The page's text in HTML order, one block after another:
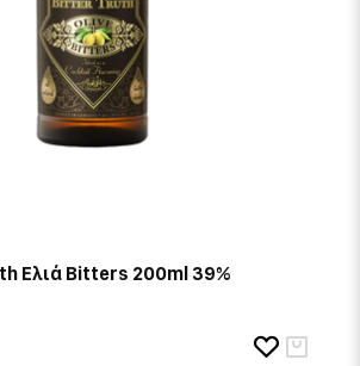
Ελιά Bitters 200ml 39%